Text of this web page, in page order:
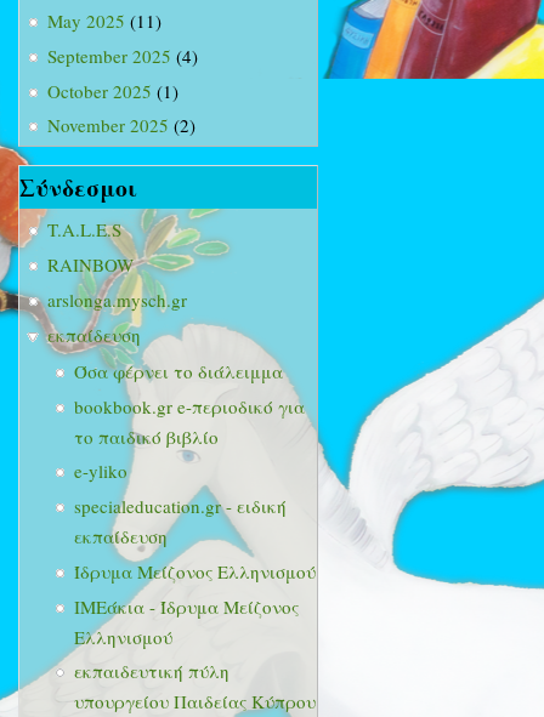
May 2025 (11)
September 2025 (4)
October 2025 (1)
November 2025 (2)
Σύνδεσμοι
T.A.L.E.S
RAINBOW
arslonga.mysch.gr
εκπαίδευση
Όσα φέρνει το διάλειμμα
bookbook.gr e-περιοδικό για
το παιδικό βιβλίο
e-yliko
specialeducation.gr - ειδική
εκπαίδευση
Ίδρυμα Μείζονος Ελληνισμού
ΙΜΕάκια - Ίδρυμα Μείζονος
Ελληνισμού
εκπαιδευτική πύλη
υπουργείου Παιδείας Κύπρου